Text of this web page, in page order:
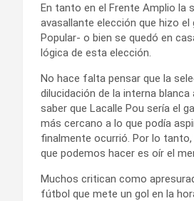
En tanto en el Frente Amplio la
avasallante elección que hizo
Popular- o bien se quedó en
lógica de esta elección.
No hace falta pensar que la
dilucidación de la interna
saber que Lacalle Pou sería el
más cercano a lo que podía
finalmente ocurrió. Por lo
que podemos hacer es oír el
Muchos critican como
fútbol que mete un gol en la